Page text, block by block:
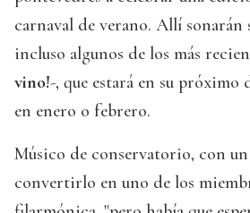
carnaval de verano. Allí sonarán
incluso algunos de los más
vino!-, que estará en su próximo
en enero o febrero.
Músico de conservatorio, con un
convertirlo en uno de los